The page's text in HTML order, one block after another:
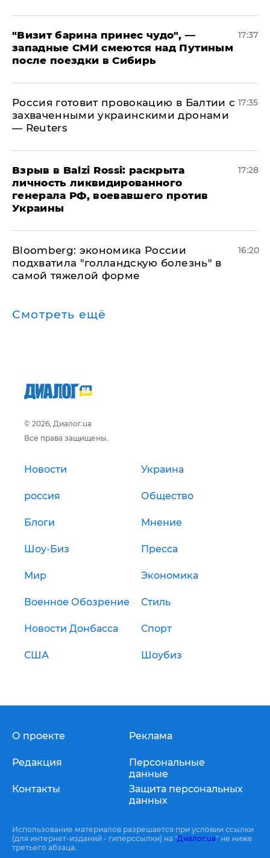
"Визит барина принес чудо", —
западные СМИ смеются над Путиным
после поездки в Сибирь
17:37
​Россия готовит провокацию в Балтии с
захваченными украинскими дронами
— Reuters
17:35
​Взрыв в Balzi Rossi: раскрыта
личность ликвидированного
генерала РФ, воевавшего против
Украины
17:28
Bloomberg: экономика России
подхватила "голландскую болезнь" в
самой тяжелой форме
16:20
Смотреть ещё
© 2026, Диалог.ua
Все права защищены.
Новости Украина
россия Общество
Блоги Мнение
Шоу-Биз Пресса
Мир Экономика
Военное Обозрение Стиль
Новости Донбасса Спорт
США Шоубиз
О проекте
Редакция
Контакты
Реклама
Персональные
данные
Защита персональных
данных
Использование материалов разрешается при условии ссылки
(для интернет-изданий - гиперссылки) на "Диалог.ua" не ниже
третьего абзаца.